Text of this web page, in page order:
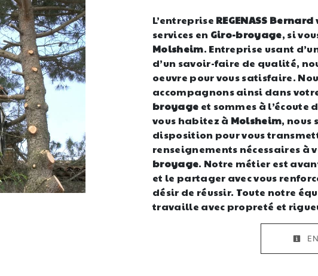
L’entreprise REGENASS Bernard
services en Giro-broyage, si
Molsheim. Entreprise usant
d’un savoir-faire de qualité,
oeuvre pour vous satisfaire.
accompagnons ainsi dans
broyage et sommes à l’écoute
vous habitez à Molsheim, nous
disposition pour vous
renseignements nécessaires à
broyage. Notre métier est
et le partager avec vous
désir de réussir. Toute notre
travaille avec propreté et